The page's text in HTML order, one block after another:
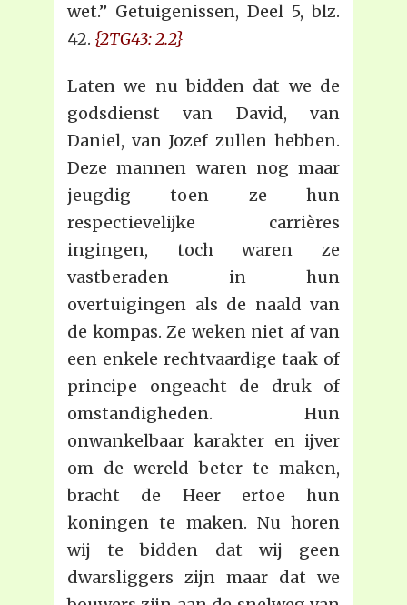
wet.” Getuigenissen, Deel 5, blz.
42. {2TG43: 2.2}
Laten we nu bidden dat we de
godsdienst van David, van
Daniel, van Jozef zullen hebben.
Deze mannen waren nog maar
jeugdig toen ze hun
respectievelijke carrières
ingingen, toch waren ze
vastberaden in hun
overtuigingen als de naald van
de kompas. Ze weken niet af van
een enkele rechtvaardige taak of
principe ongeacht de druk of
omstandigheden. Hun
onwankelbaar karakter en ijver
om de wereld beter te maken,
bracht de Heer ertoe hun
koningen te maken. Nu horen
wij te bidden dat wij geen
dwarsliggers zijn maar dat we